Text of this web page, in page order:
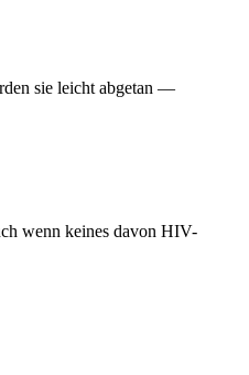
sie leicht abgetan —
wenn keines davon HIV-